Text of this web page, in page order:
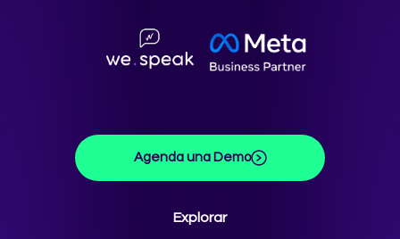
Agenda una Demo
Explorar